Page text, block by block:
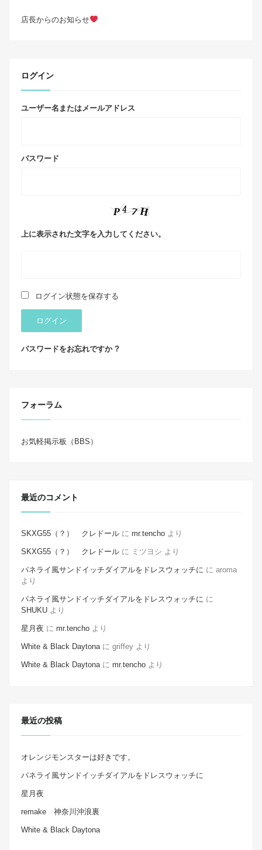
店長からのお知らせ
ログイン
ユーザー名またはメールアドレス
パスワード
上に表示された文字を入力してください。
ログイン状態を保存する
ログイン
パスワードをお忘れですか ?
フォーラム
お気軽掲示板（BBS）
最近のコメント
SKXG55（？） クレドール に mr.tencho より
SKXG55（？） クレドール に ミツヨシ より
パネライ風サンドイッチダイアルをドレスウォッチに に aroma
より
パネライ風サンドイッチダイアルをドレスウォッチに に
SHUKU より
星月夜 に mr.tencho より
White & Black Daytonaに griffey より
White & Black Daytonaに mr.tencho より
最近の投稿
オレンジモンスターは好きです。
パネライ風サンドイッチダイアルをドレスウォッチに
星月夜
remake 神奈川沖浪裏
White & Black Daytona